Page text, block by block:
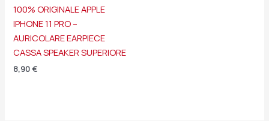
100% ORIGINALE APPLE
IPHONE 11 PRO –
AURICOLARE EARPIECE
CASSA SPEAKER SUPERIORE
8,90 €